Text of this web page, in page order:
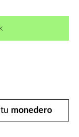
monedero